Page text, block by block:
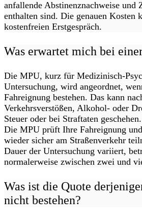
anfallende Abstinenznachweise und
enthalten sind. Die genauen Kosten
kostenfreien Erstgespräch.
Was erwartet mich bei
Die MPU, kurz für Medizinisch-
Untersuchung, wird angeordnet,
Fahreignung bestehen. Das kann
Verkehrsverstößen, Alkohol- oder
Steuer oder bei Straftaten geschehen.
Die MPU prüft Ihre Fahreignung
wieder sicher am Straßenverkehr
Dauer der Untersuchung variiert,
normalerweise zwischen zwei und
Was ist die Quote
nicht bestehen?